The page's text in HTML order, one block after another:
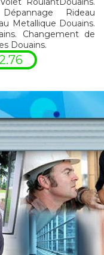
Rideau
Metallique Douains.
Changement de
Douains.